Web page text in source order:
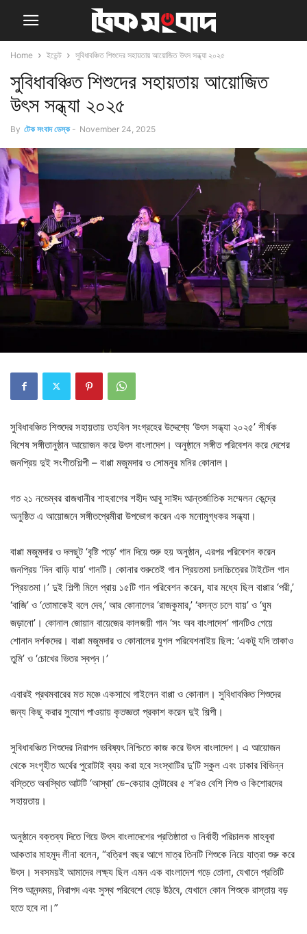
Home ইভেন্ট সুবিধাবঞ্চিত শিশুদের সহায়তায় আয়োজিত উৎস সন্ধ্যা ২০২৫
সুবিধাবঞ্চিত শিশুদের সহায়তায় আয়োজিত
উৎস সন্ধ্যা ২০২৫
By টেক সংবাদ ডেস্ক - November 24, 2025
সুবিধাবঞ্চিত শিশুদের সহায়তায় তহবিল সংগ্রহের উদ্দেশ্যে ‘উৎস সন্ধ্যা ২০২৫’ শীর্ষক
বিশেষ সঙ্গীতানুষ্ঠান আয়োজন করে উৎস বাংলাদেশ। অনুষ্ঠানে সঙ্গীত পরিবেশন করে দেশের
জনপ্রিয় দুই সংগীতশিল্পী – বাপ্পা মজুমদার ও সোমনুর মনির কোনাল।
গত ২১ নভেম্বর রাজধানীর শাহবাগের শহীদ আবু সাঈদ আন্তর্জাতিক সম্মেলন কেন্দ্রে
অনুষ্ঠিত এ আয়োজনে সঙ্গীতপ্রেমীরা উপভোগ করেন এক মনোমুগ্ধকর সন্ধ্যা।
বাপ্পা মজুমদার ও দলছুট ‘বৃষ্টি পড়ে’ গান দিয়ে শুরু হয় অনুষ্ঠান, এরপর পরিবেশন করেন
জনপ্রিয় ‘দিন বাড়ি যায়’ গানটি। কোনার শুরুতেই গান প্রিয়তমা চলচ্চিত্রের টাইটেল গান
‘প্রিয়তমা।’ দুই শিল্পী মিলে প্রায় ১৫টি গান পরিবেশন করেন, যার মধ্যে ছিল বাপ্পার ‘পরী,’
‘বাজি’ ও ‘তোমাকেই বলে দেব,’ আর কোনালের ‘রাজকুমার,’ ‘বসন্ত চলে যায়’ ও ‘ঘুম
জড়ানো’। কোনাল জোয়ান বায়েজের কালজয়ী গান ‘সং অব বাংলাদেশ’ গানটিও গেয়ে
শোনান দর্শকদের। বাপ্পা মজুমদার ও কোনালের যুগল পরিবেশনাইয় ছিল: ‘একটু যদি তাকাও
তুমি’ ও ‘চোখের ভিতর স্বপ্ন।’
এবারই প্রথমবারের মত মঞ্চে একসাথে গাইলেন বাপ্পা ও কোনাল। সুবিধাবঞ্চিত শিশুদের
জন্য কিছু করার সুযোগ পাওয়ায় কৃতজ্ঞতা প্রকাশ করেন দুই শিল্পী।
সুবিধাবঞ্চিত শিশুদের নিরাপদ ভবিষ্যৎ নিশ্চিতে কাজ করে উৎস বাংলাদেশ। এ আয়োজন
থেকে সংগৃহীত অর্থের পুরোটাই ব্যয় করা হবে সংস্থাটির দু’টি স্কুল এবং ঢাকার বিভিন্ন
বস্তিতে অবস্থিত আটটি ‘আস্থা’ ডে-কেয়ার সেন্টারের ৫ শ’রও বেশি শিশু ও কিশোরদের
সহায়তায়।
অনুষ্ঠানে বক্তব্য দিতে গিয়ে উৎস বাংলাদেশের প্রতিষ্ঠাতা ও নির্বাহী পরিচালক মাহবুবা
আকতার মাহমুদ লীনা বলেন, “বত্রিশ বছর আগে মাত্র তিনটি শিশুকে নিয়ে যাত্রা শুরু করে
উৎস। সবসময়ই আমাদের লক্ষ্য ছিল এমন এক বাংলাদেশ গড়ে তোলা, যেখানে প্রতিটি
শিশু আনন্দময়, নিরাপদ এবং সুস্থ পরিবেশে বেড়ে উঠবে, যেখানে কোন শিশুকে রাস্তায় বড়
হতে হবে না।”